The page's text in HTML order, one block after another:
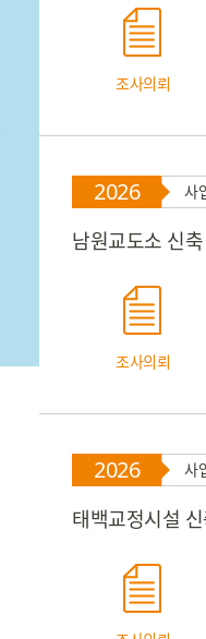
조사의뢰
2026 사
남원교도소 신
조사의뢰
2026 사
태백교정시설